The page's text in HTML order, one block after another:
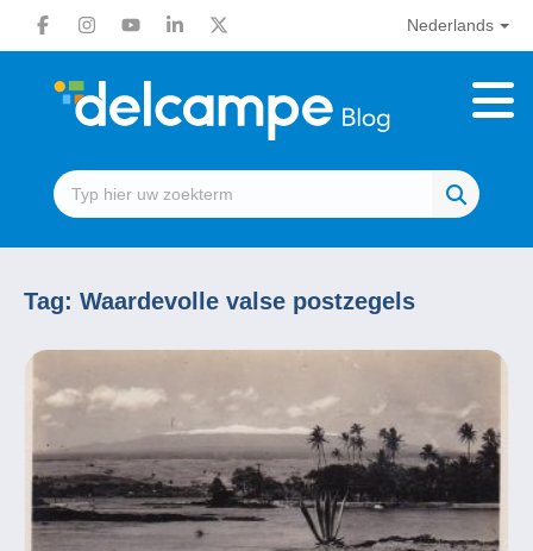
Nederlands
Tag: Waardevolle valse postzegels